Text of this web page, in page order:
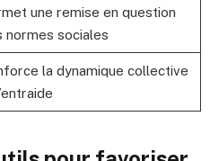
une remise en question
normes sociales
la dynamique collective